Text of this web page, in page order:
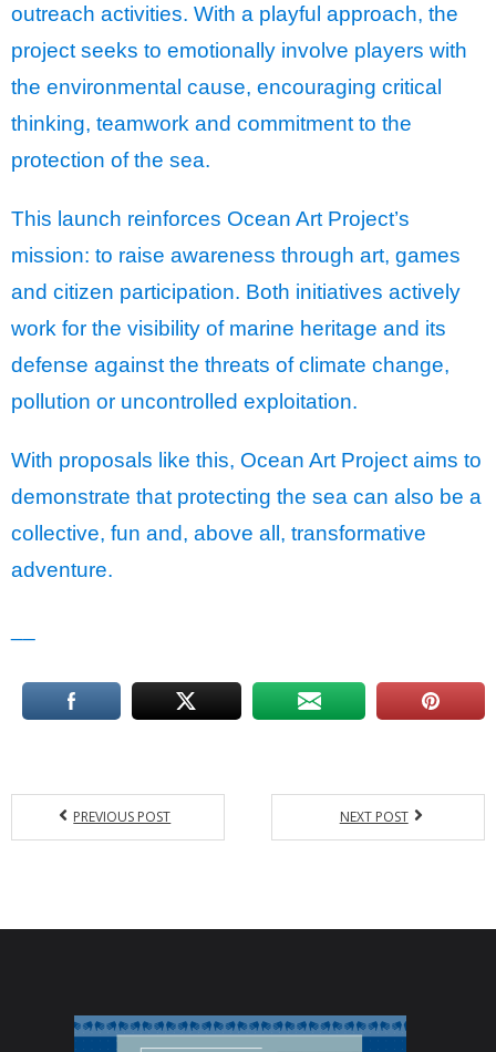
outreach activities. With a playful approach, the
project seeks to emotionally involve players with
the environmental cause, encouraging critical
thinking, teamwork and commitment to the
protection of the sea.
This launch reinforces Ocean Art Project’s
mission: to raise awareness through art, games
and citizen participation. Both initiatives actively
work for the visibility of marine heritage and its
defense against the threats of climate change,
pollution or uncontrolled exploitation.
With proposals like this, Ocean Art Project aims to
demonstrate that protecting the sea can also be a
collective, fun and, above all, transformative
adventure.
PREVIOUS POST NEXT POST